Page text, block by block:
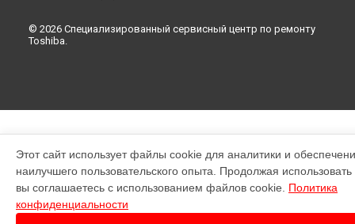
© 2026 Специализированный сервисный центр по ремонту
Toshiba.
Этот сайт использует файлы cookie для аналитики и
наилучшего пользовательского опыта. Продолжая использовать
вы соглашаетесь с использованием файлов cookie. Политика
конфиденциальности